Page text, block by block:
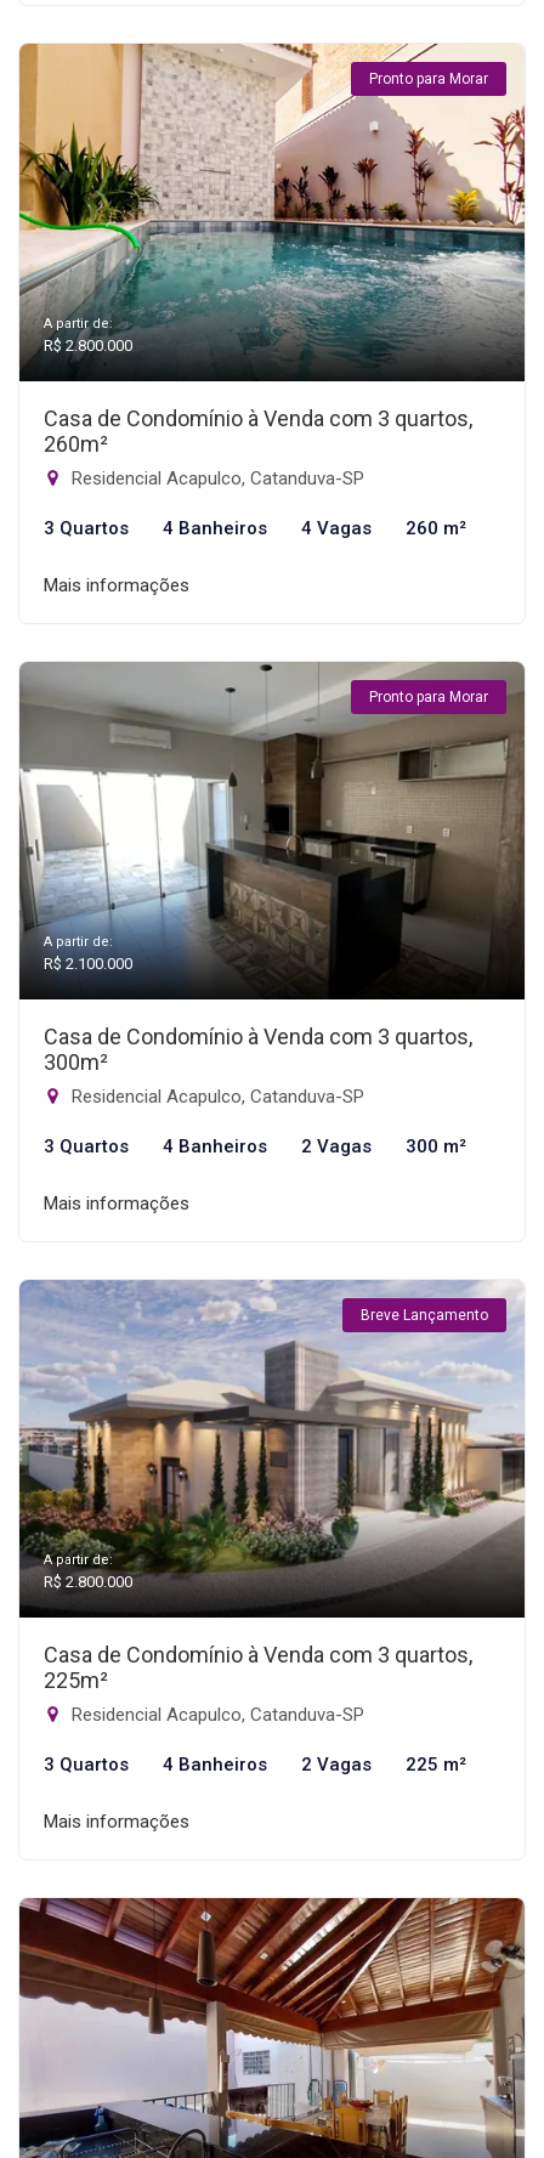
Pronto para Morar
A partir de:
R$ 2.800.000
Casa de Condomínio à Venda com 3 quartos,
260m²
Residencial Acapulco, Catanduva-SP
3 Quartos 4 Banheiros 4 Vagas 260 m²
Mais informações
Pronto para Morar
A partir de:
R$ 2.100.000
Casa de Condomínio à Venda com 3 quartos,
300m²
Residencial Acapulco, Catanduva-SP
3 Quartos 4 Banheiros 2 Vagas 300 m²
Mais informações
Breve Lançamento
A partir de:
R$ 2.800.000
Casa de Condomínio à Venda com 3 quartos,
225m²
Residencial Acapulco, Catanduva-SP
3 Quartos 4 Banheiros 2 Vagas 225 m²
Mais informações